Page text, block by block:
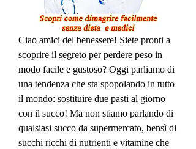
Ciao amici del benessere! Siete pronti a
scoprire il segreto per perdere peso in
modo facile e gustoso? Oggi parliamo di
una tendenza che sta spopolando in tutto
il mondo: sostituire due pasti al giorno
con il succo! Ma non stiamo parlando di
qualsiasi succo da supermercato, bensì di
succhi ricchi di nutrienti e vitamine che